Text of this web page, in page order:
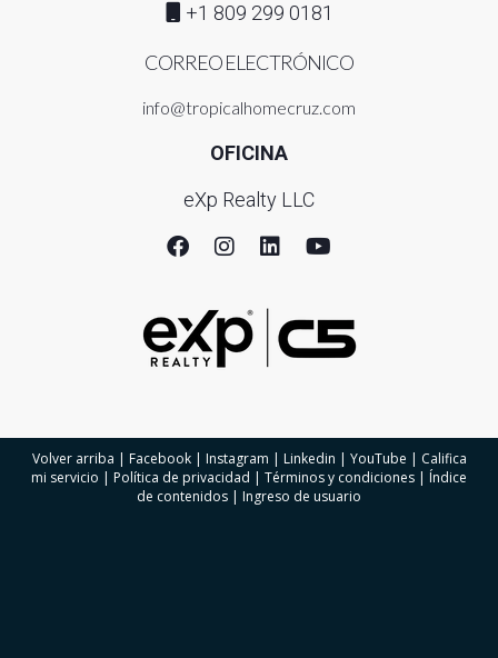
+1 809 299 0181
CORREO ELECTRÓNICO
info@tropicalhomecruz.com
OFICINA
eXp Realty LLC
Volver arriba | Facebook| Instagram | Linkedin | YouTube | Califica
mi servicio | Política de privacidad | Términos y condiciones | Índice
de contenidos | Ingreso de usuario